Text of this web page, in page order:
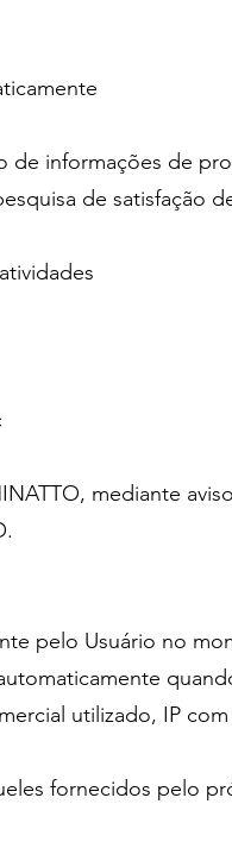
de informações de
de satisfação
mediante
pelo Usuário no
utilizado, IP
fornecidos pelo